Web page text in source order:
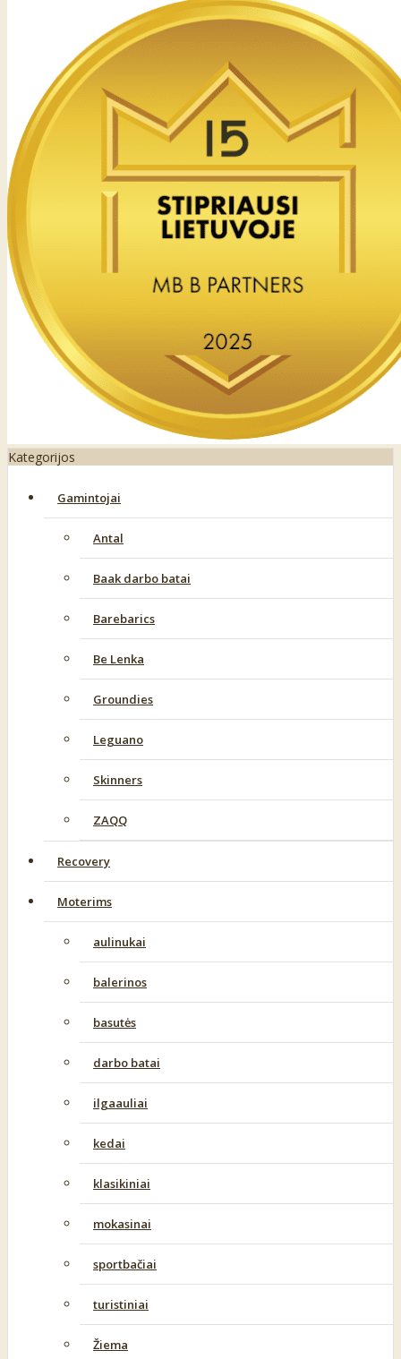
Kategorijos
Gamintojai
Antal
Baak darbo batai
Barebarics
Be Lenka
Groundies
Leguano
Skinners
ZAQQ
Recovery
Moterims
aulinukai
balerinos
basutės
darbo batai
ilgaauliai
kedai
klasikiniai
mokasinai
sportbačiai
turistiniai
Žiema